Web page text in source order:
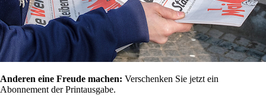
Anderen eine Freude machen: Verschenken Sie jetzt ein
Abonnement der Printausgabe.